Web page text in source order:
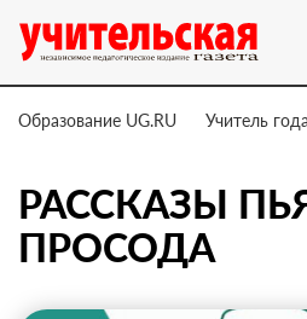
Образование UG.RU Учитель года
РАССКАЗЫ
ПРОСОДА